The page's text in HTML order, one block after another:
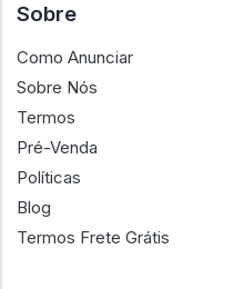
Sobre
Como Anunciar
Sobre Nós
Termos
Pré-Venda
Políticas
Blog
Termos Frete Grátis